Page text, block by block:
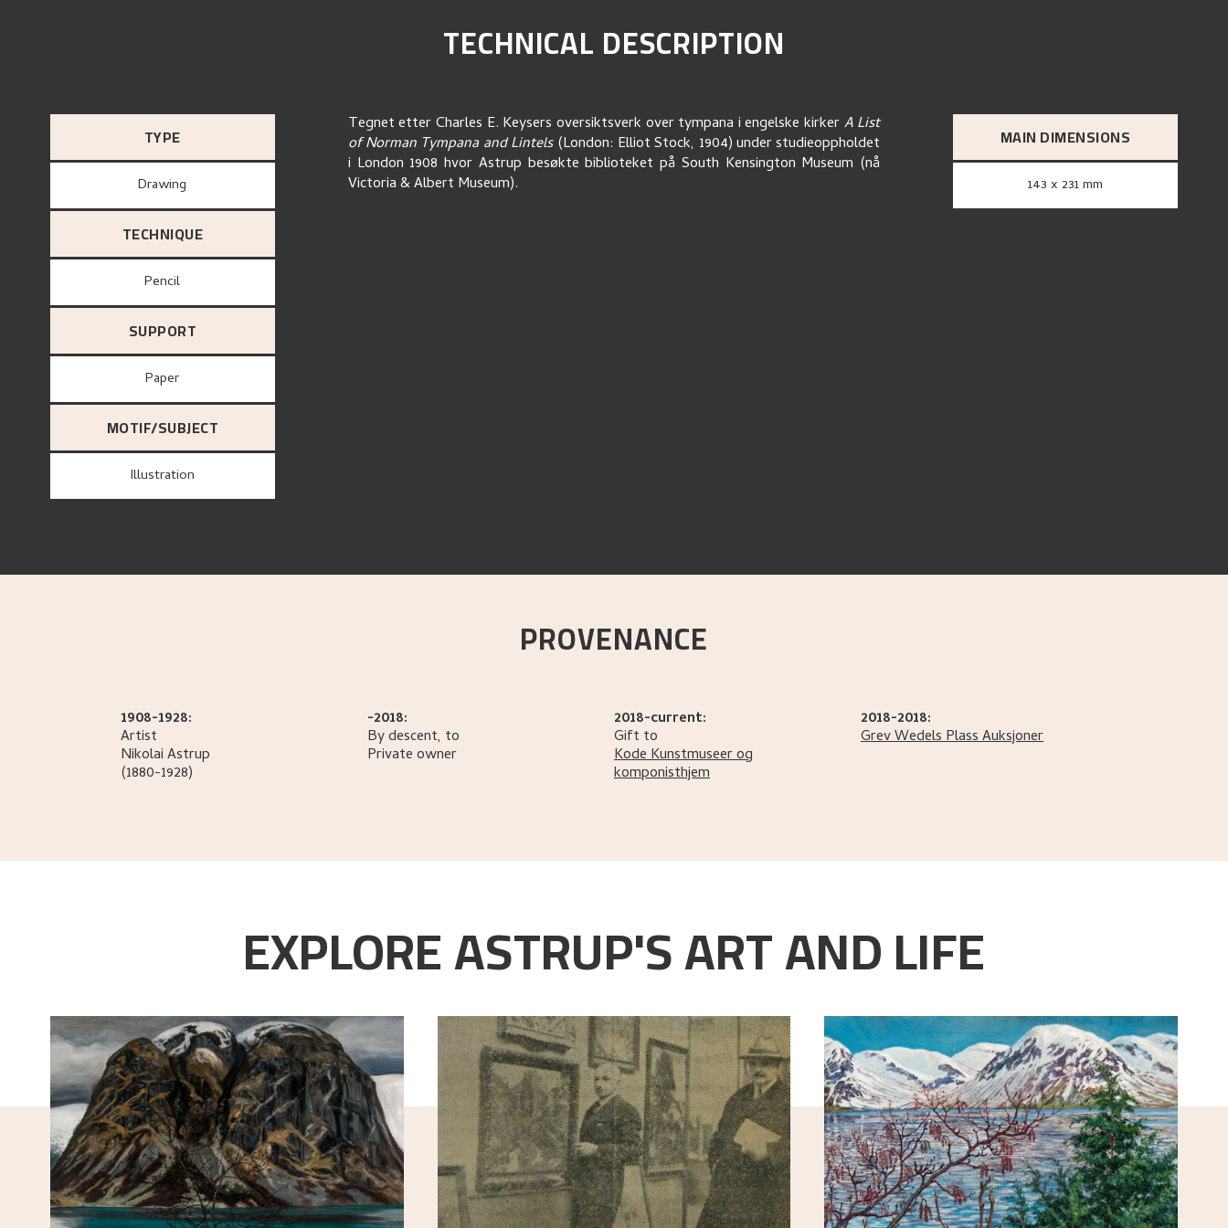
TECHNICAL DESCRIPTION
TYPE
Drawing
TECHNIQUE
Pencil
SUPPORT
paper
MOTIF/SUBJECT
Illustration
Tegnet etter Charles E. Keysers oversiktsverk over tympana i engelske kirkerA List
of Norman Tympana and Lintels(London: Elliot Stock, 1904) under studieoppholdet
i London 1908 hvor Astrup besøkte biblioteket på South Kensington Museum (nå
Victoria & Albert Museum).
MAIN DIMENSIONS
143 x 231 mm
PROVENANCE
1908-1928:
Artist
NikolaiAstrup
(1880-1928)
-2018:
By descent, to
Private owner
2018-current:
Gift to
Kode Kunstmuseer og
komponisthjem
2018-2018:
Grev Wedels Plass Auksjoner
EXPLORE ASTRUP'S ART AND LIFE